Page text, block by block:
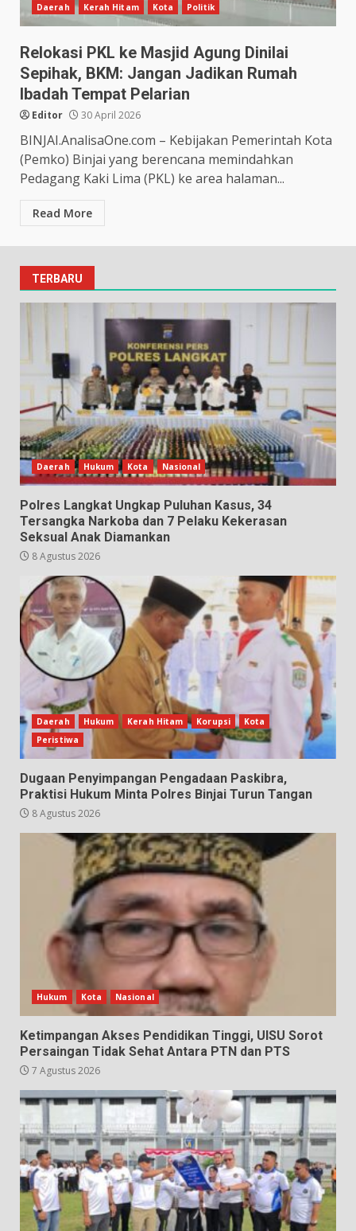
Daerah Kerah Hitam Kota Politik
Relokasi PKL ke Masjid Agung Dinilai
Sepihak, BKM: Jangan Jadikan Rumah
Ibadah Tempat Pelarian
Editor 30 April 2026
BINJAI.AnalisaOne.com – Kebijakan Pemerintah Kota
(Pemko) Binjai yang berencana memindahkan
Pedagang Kaki Lima (PKL) ke area halaman...
Read More
TERBARU
Daerah Hukum Kota Nasional
Polres Langkat Ungkap Puluhan Kasus, 34
Tersangka Narkoba dan 7 Pelaku Kekerasan
Seksual Anak Diamankan
8 Agustus 2026
Daerah Hukum Kerah Hitam Korupsi
Kota
Peristiwa
Dugaan Penyimpangan Pengadaan Paskibra,
Praktisi Hukum Minta Polres Binjai Turun Tangan
8 Agustus 2026
Hukum Kota Nasional
Ketimpangan Akses Pendidikan Tinggi, UISU Sorot
Persaingan Tidak Sehat Antara PTN dan PTS
7 Agustus 2026